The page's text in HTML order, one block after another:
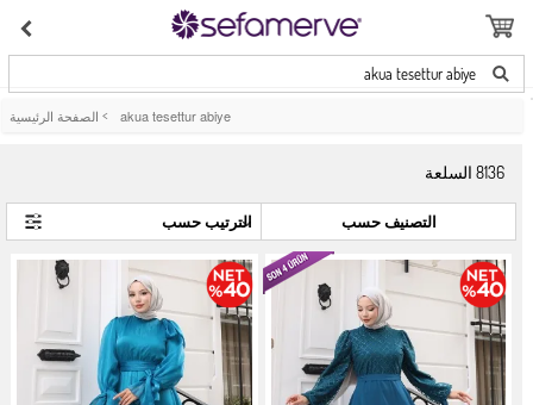
akua tesettur abiye
الصفحة الرئيسية > akua tesettur abiye
8136السلعة
التصنيف حسب